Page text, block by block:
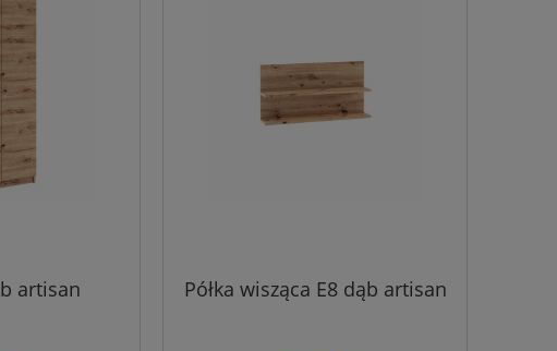
artisan Półka wisząca E8 dąb artisan